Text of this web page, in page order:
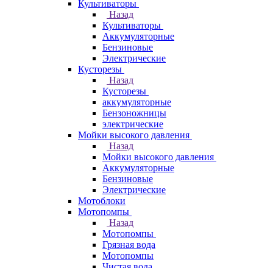
Культиваторы
Назад
Культиваторы
Аккумуляторные
Бензиновые
Электрические
Кусторезы
Назад
Кусторезы
аккумуляторные
Бензоножницы
электрические
Мойки высокого давления
Назад
Мойки высокого давления
Аккумуляторные
Бензиновые
Электрические
Мотоблоки
Мотопомпы
Назад
Мотопомпы
Грязная вода
Мотопомпы